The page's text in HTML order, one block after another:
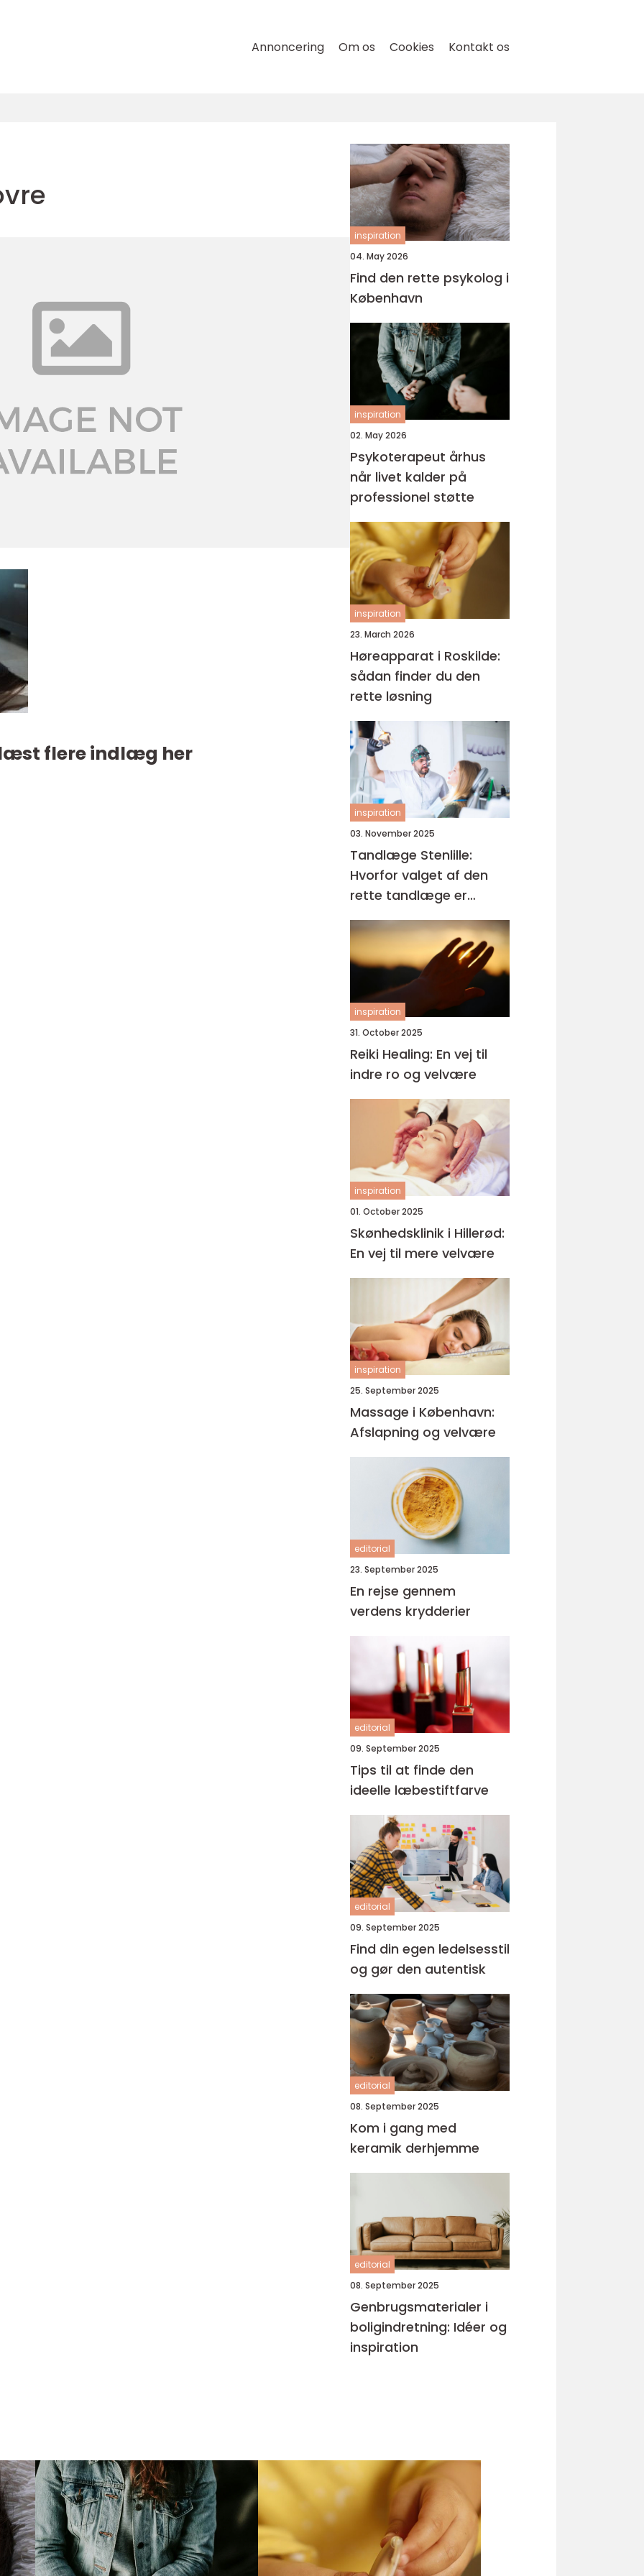
Annoncering Om os Cookies Kontakt os
flere indlæg her
inspiration
04. May 2026
Find den rette psykolog i
København
inspiration
02. May 2026
Psykoterapeut århus
når livet kalder på
professionel støtte
inspiration
23. March 2026
Høreapparat i Roskilde:
sådan finder du den
rette løsning
inspiration
03. November 2025
Tandlæge Stenlille:
Hvorfor valget af den
rette tandlæge er
afgørende
inspiration
31. October 2025
Reiki Healing: En vej til
indre ro og velvære
inspiration
01. October 2025
Skønhedsklinik i Hillerød:
En vej til mere velvære
inspiration
25. September 2025
Massage i København:
Afslapning og velvære
editorial
23. September 2025
En rejse gennem
verdens krydderier
editorial
09. September 2025
Tips til at finde den
ideelle læbestiftfarve
editorial
09. September 2025
Find din egen ledelsesstil
og gør den autentisk
editorial
08. September 2025
Kom i gang med
keramik derhjemme
editorial
08. September 2025
Genbrugsmaterialer i
boligindretning: Idéer og
inspiration